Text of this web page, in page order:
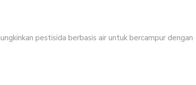
pestisida berbasis air untuk bercampur dengan